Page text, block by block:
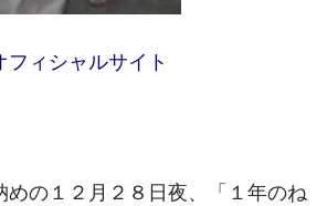
ィシャルサイト
めの１２月２８日夜、「１年のね